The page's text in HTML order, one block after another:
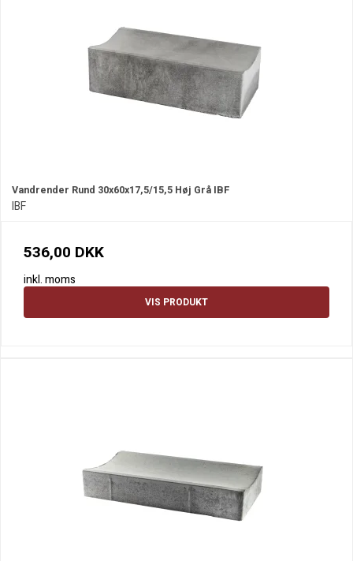
Vandrender Rund 30x60x17,5/15,5 Høj Grå IBF
IBF
536,00 DKK
inkl. moms
VIS PRODUKT